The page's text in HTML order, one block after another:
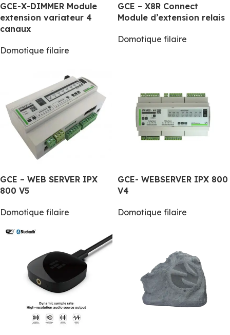
GCE-X-DIMMER Module
extension variateur 4
canaux
Domotique filaire
GCE – X8R Connect
Module d’extension relais
Domotique filaire
GCE – WEB SERVER IPX
800 V5
Domotique filaire
GCE- WEBSERVER IPX 800
V4
Domotique filaire